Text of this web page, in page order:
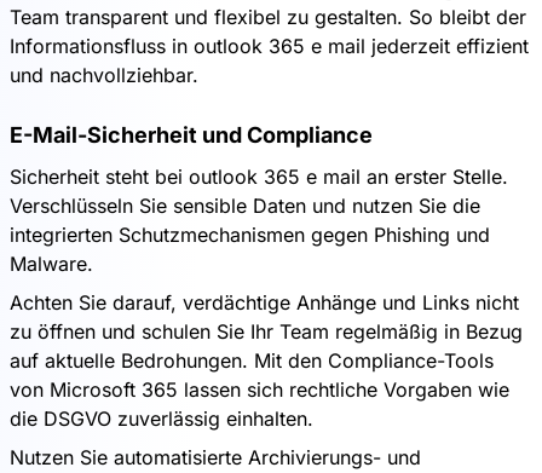
Team transparent und flexibel zu gestalten. So bleibt der
Informationsfluss in outlook 365 e mail jederzeit effizient
und nachvollziehbar.
E-Mail-Sicherheit und Compliance
Sicherheit steht bei outlook 365 e mail an erster Stelle.
Verschlüsseln Sie sensible Daten und nutzen Sie die
integrierten Schutzmechanismen gegen Phishing und
Malware.
Achten Sie darauf, verdächtige Anhänge und Links nicht
zu öffnen und schulen Sie Ihr Team regelmäßig in Bezug
auf aktuelle Bedrohungen. Mit den Compliance-Tools
von Microsoft 365 lassen sich rechtliche Vorgaben wie
die DSGVO zuverlässig einhalten.
Nutzen Sie automatisierte Archivierungs- und